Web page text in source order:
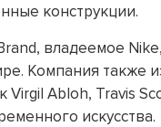
конструкции.
владеемое
Компания также
Virgil Abloh, Travis
искусства.